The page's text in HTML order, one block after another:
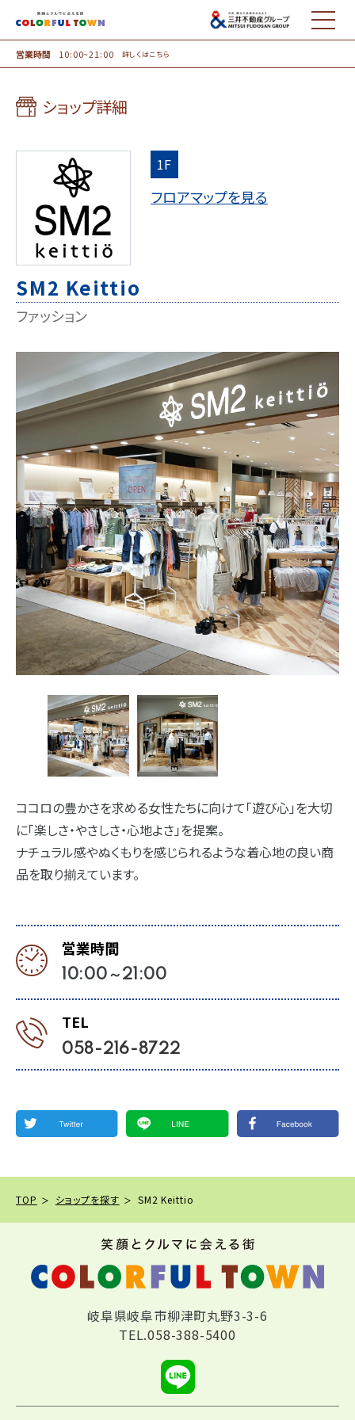
MENU
営業時間 10:00~21:00 詳しくはこちら
ショップ詳細
1F
フロアマップを見る
SM2 Keittio
ファッション
ココロの豊かさを求める女性たちに向けて「遊び心」を大切
に「楽しさ・やさしさ・心地よさ」を提案。
ナチュラル感やぬくもりを感じられるような着心地の良い商
品を取り揃えています。
営業時間
10:00～21:00
TEL
058-216-8722
TOP ショップを探す SM2 Keittio
岐阜県岐阜市柳津町丸野3-3-6
TEL.058-388-5400